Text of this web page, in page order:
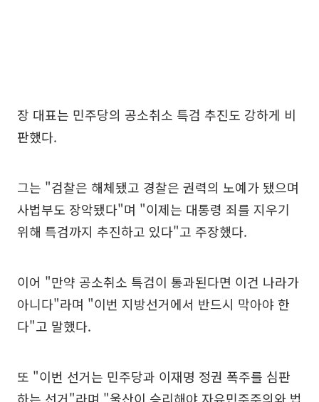
장 대표는 민주당의 공소취소 특검 추진도 강하게 비
판했다.
그는 "검찰은 해체됐고 경찰은 권력의 노예가 됐으며
사법부도 장악됐다"며 "이제는 대통령 죄를 지우기
위해 특검까지 추진하고 있다"고 주장했다.
이어 "만약 공소취소 특검이 통과된다면 이건 나라가
아니다"라며 "이번 지방선거에서 반드시 막아야 한
다"고 말했다.
또 "이번 선거는 민주당과 이재명 정권 폭주를 심판